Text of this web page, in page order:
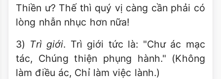
Thiền ư? Thế thì quý vị càng cần phải có
lòng nhẫn nhục hơn nữa!
3) Trì giới. Trì giới tức là: "Chư ác mạc
tác, Chúng thiện phụng hành." (Không
làm điều ác, Chỉ làm việc lành.)